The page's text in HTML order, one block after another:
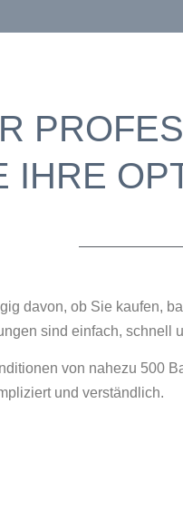
IHRE
davon, ob Sie kaufen,
sind einfach,
von nahezu 500
und verständlich.